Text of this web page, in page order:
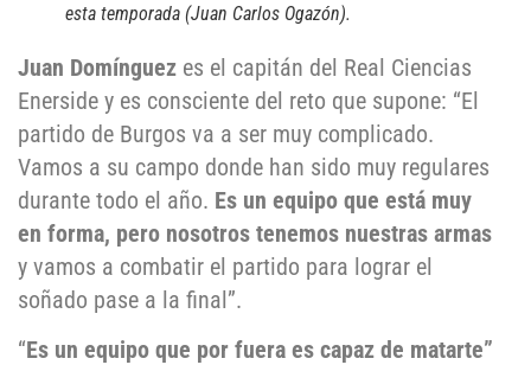
esta temporada (Juan Carlos Ogazón).
Juan Domínguez es el capitán del Real Ciencias
Enerside y es consciente del reto que supone: “El
partido de Burgos va a ser muy complicado.
Vamos a su campo donde han sido muy regulares
durante todo el año. Es un equipo que está muy
en forma, pero nosotros tenemos nuestras armas
y vamos a combatir el partido para lograr el
soñado pase a la final”.
“Es un equipo que por fuera es capaz de matarte”